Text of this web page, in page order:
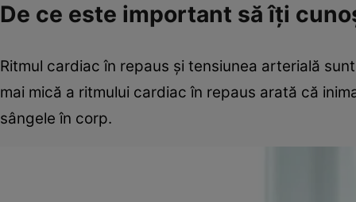
De ce este important să îți
Ritmul cardiac în repaus și tensiunea arterială
mai mică a ritmului cardiac în repaus arată că
sângele în corp.